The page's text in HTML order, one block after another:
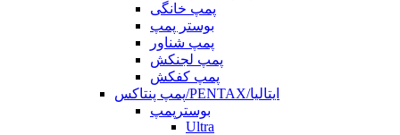
پمپ خانگی
بوستر پمپ
پمپ شناور
پمپ لجنکش
پمپ کفکش
پمپ پنتاکس/PENTAX/ایتالیا
بوسترپمپ
Ultra